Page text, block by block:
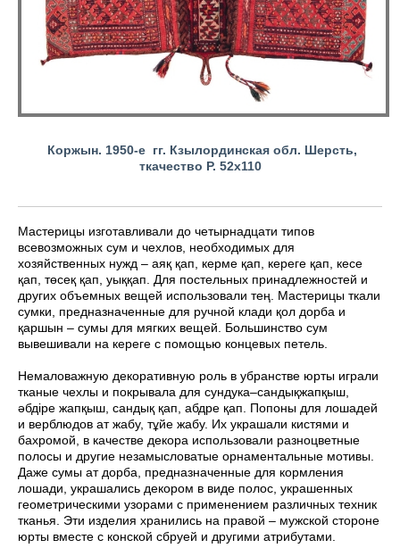
Коржын. 1950-е гг. Кзылординская обл. Шерсть,
ткачество Р. 52х110
Мастерицы изготавливали до четырнадцати типов
всевозможных сум и чехлов, необходимых для
хозяйственных нужд – аяқ қап, керме қап, кереге қап, кесе
қап, төсеқ қап, уыққап. Для постельных принадлежностей и
других объемных вещей использовали тең. Мастерицы ткали
сумки, предназначенные для ручной клади қол дорба и
қаршын – сумы для мягких вещей. Большинство сум
вывешивали на кереге с помощью концевых петель.
Немаловажную декоративную роль в убранстве юрты играли
тканые чехлы и покрывала для сундука–сандықжапқыш,
əбдіре жапқыш, сандық қап, абдре қап. Попоны для лошадей
и верблюдов ат жабу, тұйе жабу. Их украшали кистями и
бахромой, в качестве декора использовали разноцветные
полосы и другие незамысловатые орнаментальные мотивы.
Даже сумы ат дорба, предназначенные для кормления
лошади, украшались декором в виде полос, украшенных
геометрическими узорами с применением различных техник
тканья. Эти изделия хранились на правой – мужской стороне
юрты вместе с конской сбруей и другими атрибутами.